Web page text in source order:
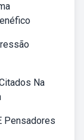
Na
Pensadores